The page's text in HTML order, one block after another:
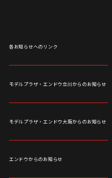
各お知らせへのリンク
モデルプラザ・エンドウ立川からのお知らせ
モデルプラザ・エンドウ大阪からのお知らせ
エンドウからのお知らせ